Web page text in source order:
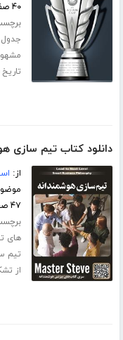
۴۰ صفحه
جدول
دانلود کتاب تیم سازی
از:
۴۷ صفحه
های
تیم
از